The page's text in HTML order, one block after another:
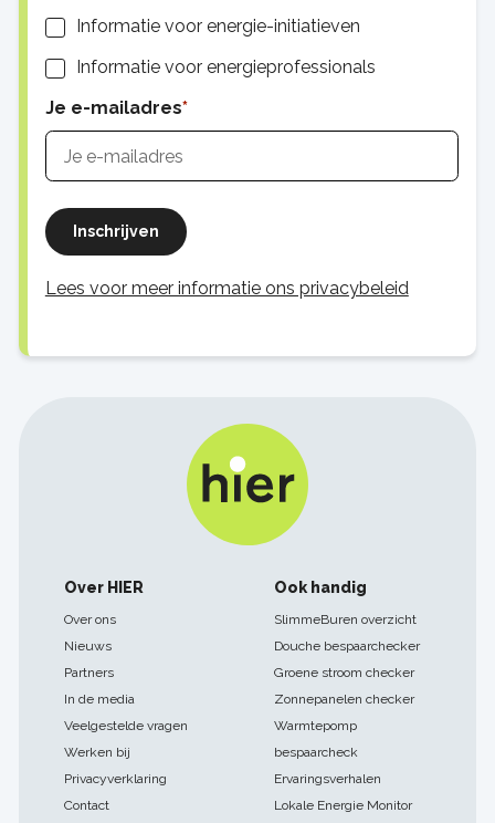
Informatie voor energie-initiatieven
Informatie voor energieprofessionals
Je e-mailadres
Inschrijven
Lees voor meer informatie ons privacybeleid
Footer
navigatie
Over HIER
Over ons
Nieuws
Partners
In de media
Veelgestelde vragen
Werken bij
Privacyverklaring
Contact
Ook handig
SlimmeBuren overzicht
Douche bespaarchecker
Groene stroom checker
Zonnepanelen checker
Warmtepomp
bespaarcheck
Ervaringsverhalen
Lokale Energie Monitor